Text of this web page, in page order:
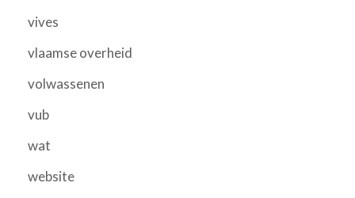
vives
vlaamse overheid
volwassenen
vub
wat
website